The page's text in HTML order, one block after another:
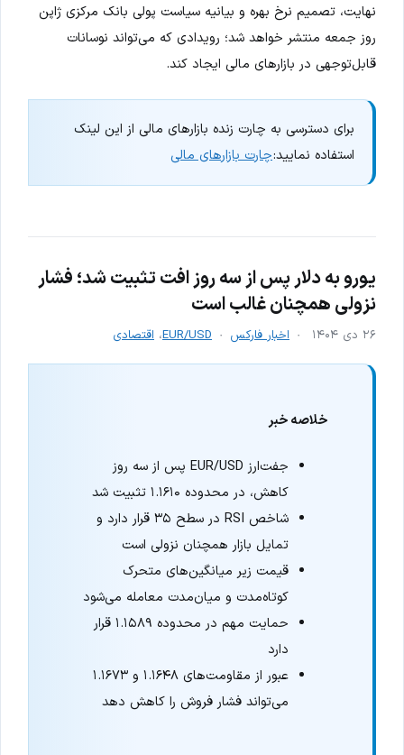
نهایت، تصمیم نرخ بهره و بیانیه سیاست پولی بانک مرکزی ژاپن
روز جمعه منتشر خواهد شد؛ رویدادی که می‌تواند نوسانات
قابل‌توجهی در بازارهای مالی ایجاد کند.
برای دسترسی به چارت زنده بازارهای مالی از این لینک
استفاده نمایید:چارت بازارهای مالی
یورو به دلار پس از سه روز افت تثبیت شد؛ فشار
نزولی همچنان غالب است
۲۶ دی ۱۴۰۴ اخبار فارکس EUR/USD، اقتصادی
خلاصه خبر
جفت‌ارز EUR/USD پس از سه روز
کاهش، در محدوده ۱.۱۶۱۰ تثبیت شد
شاخص RSI در سطح ۳۵ قرار دارد و
تمایل بازار همچنان نزولی است
قیمت زیر میانگین‌های متحرک
کوتاه‌مدت و میان‌مدت معامله می‌شود
حمایت مهم در محدوده ۱.۱۵۸۹ قرار
دارد
عبور از مقاومت‌های ۱.۱۶۴۸ و ۱.۱۶۷۳
می‌تواند فشار فروش را کاهش دهد